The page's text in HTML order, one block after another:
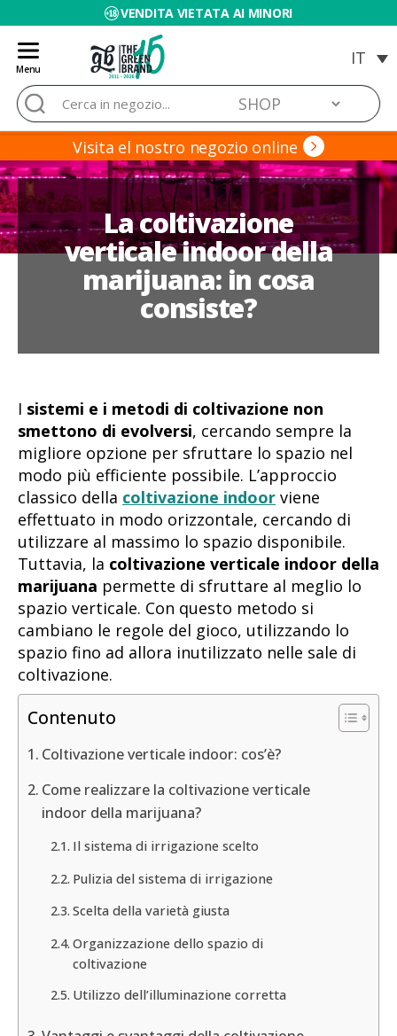
VENDITA VIETATA AI MINORI
Menu
Blog
de
Grow
Barato
Cerca:
Visita el nostro negozio online
La coltivazione
verticale indoor della
marijuana: in cosa
consiste?
I sistemi e i metodi di coltivazione non
smettono di evolversi, cercando sempre la
migliore opzione per sfruttare lo spazio nel
modo più efficiente possibile. L’approccio
classico della coltivazione indoor viene
effettuato in modo orizzontale, cercando di
utilizzare al massimo lo spazio disponibile.
Tuttavia, la coltivazione verticale indoor della
marijuana permette di sfruttare al meglio lo
spazio verticale. Con questo metodo si
cambiano le regole del gioco, utilizzando lo
spazio fino ad allora inutilizzato nelle sale di
coltivazione.
Contenuto
Coltivazione verticale indoor: cos’è?
Come realizzare la coltivazione verticale
indoor della marijuana?
Il sistema di irrigazione scelto
Pulizia del sistema di irrigazione
Scelta della varietà giusta
Organizzazione dello spazio di
coltivazione
Utilizzo dell’illuminazione corretta